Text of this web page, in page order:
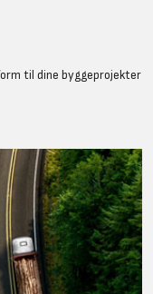
til dine byggeprojekter